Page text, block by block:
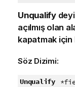
Unqualify
açılmış olan
kapatmak için
Söz Dizimi:
Unqualify